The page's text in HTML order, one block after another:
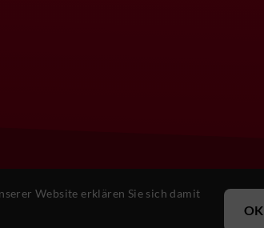
OK
Website erklären Sie sich damit